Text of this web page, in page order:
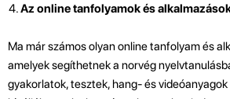
Az online tanfolyamok és
Ma már számos olyan online tanfolyam és
amelyek segíthetnek a norvég
gyakorlatok, tesztek, hang- és